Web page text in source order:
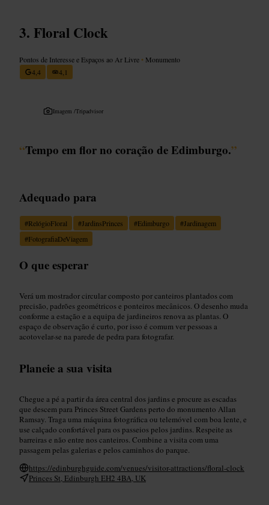
Floral Clock
Pontos de Interesse e Espaços ao Ar Livre • Monumento
4,4
4,1
Imagem /Tripadvisor
“Tempo em flor no coração de Edimburgo.”
Adequado para
#RelógioFloral #JardinsPrinces #Edimburgo #Jardinagem
#FotografiaDeViagem
O que esperar
Verá um mostrador circular composto por canteiros plantados com
precisão, padrões geométricos e ponteiros mecânicos. O desenho muda
conforme a estação e a equipa de jardineiros renova as plantas. O
espaço de observação é curto, por isso é comum ver pessoas a
acotovelar-se na parede de pedra para fotografar.
Planeie a sua visita
Chegue a pé a partir da área central dos jardins e procure as escadas
que descem para Princes Street Gardens perto do monumento Allan
Ramsay. Traga uma máquina fotográfica ou telemóvel com boa lente, e
use calçado confortável para os passeios pelos jardins. Respeite as
barreiras e não entre nos canteiros. Combine a visita com uma
passagem pelas galerias e pelos caminhos do parque.
https://edinburghguide.com/venues/visitor-attractions/floral-clock
Princes St, Edinburgh EH2 4BA, UK